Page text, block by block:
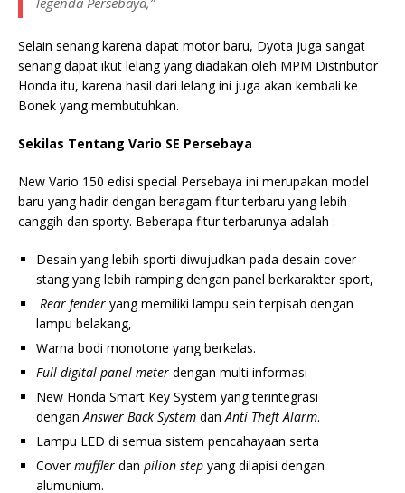
Selain senang karena dapat motor baru, Dyota juga sangat
senang dapat ikut lelang yang diadakan oleh MPM Distributor
Honda itu, karena hasil dari lelang ini juga akan kembali ke
Bonek yang membutuhkan.
Sekilas Tentang Vario SE Persebaya
New Vario 150 edisi special Persebaya ini merupakan model
baru yang hadir dengan beragam fitur terbaru yang lebih
canggih dan sporty. Beberapa fitur terbarunya adalah :
Desain yang lebih sporti diwujudkan pada desain cover
stang yang lebih ramping dengan panel berkarakter sport,
Rear fender yang memiliki lampu sein terpisah dengan
lampu belakang,
Warna bodi monotone yang berkelas.
Full digital panel meter dengan multi informasi
New Honda Smart Key System yang terintegrasi
dengan Answer Back System dan Anti Theft Alarm.
Lampu LED di semua sistem pencahayaan serta
Covermuffler dan pilion step yang dilapisi dengan
alumunium.